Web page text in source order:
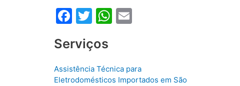
F
c
e
b
T
itt
er
W
s
A
l
Serviços
Assistência Técnica para
Eletrodomésticos Importados em São